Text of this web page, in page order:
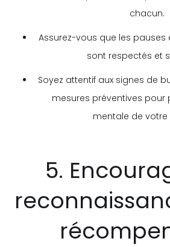
chacun.
Assurez-vous que les pauses
sont respectés et
Soyez attentif aux signes de
mesures préventives pour
mentale de votre
5.